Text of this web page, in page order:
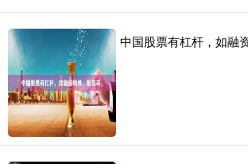
中国股票有杠杆，如融